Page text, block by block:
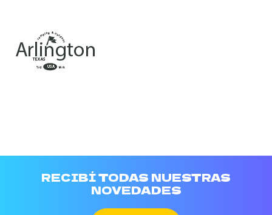
RECIBÍ TODAS NUESTRAS
NOVEDADES